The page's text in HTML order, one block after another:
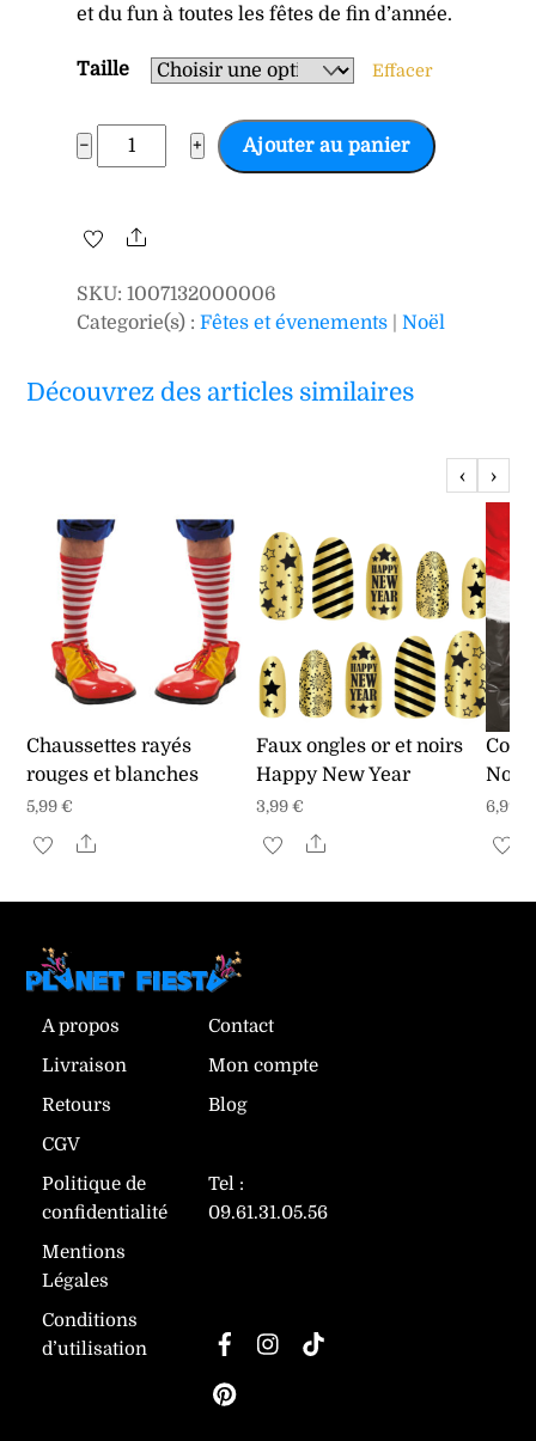
et du fun à toutes les fêtes de fin d’année.
Taille Effacer
−
quantité
de
HO
HO
HOMME
+ Ajouter au panier
Share
SKU:1007132000006
Categorie(s) :Fêtes et évenements |Noël
Découvrez des articles similaires
‹ ›
Chaussettes rayés
rouges et blanches
5,99€
Share
Faux ongles or et noirs
Happy New Year
3,99€
Share
Noël
6,99
A propos
Livraison
Retours
CGV
Politique de
confidentialité
Mentions
Légales
Conditions
d’utilisation
Contact
Mon compte
Blog
Tel :
09.61.31.05.56
FacebookInstagram